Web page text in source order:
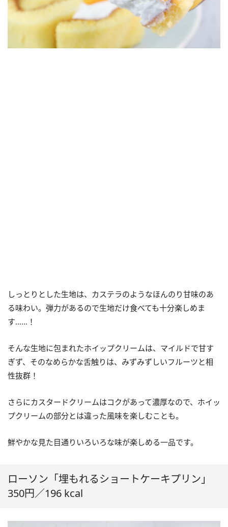
しっとりとした生地は、カステラのようなほんのり甘味のあ
る味わい。弾力があるので生地だけ食べても十分楽しめま
す……！
そんな生地に包まれたホイップクリームは、マイルドで甘す
ぎず、そのなめらかな舌触りは、みずみずしいフルーツと相
性抜群！
さらにカスタードクリームはコクがあって濃厚なので、ホイッ
プクリームの部分とは違った風味を楽しむことも。
鮮やかな見た目通りいろいろな味が楽しめる一品です。
ローソン「埋もれるショートケーキプリン」
350円／196 kcal